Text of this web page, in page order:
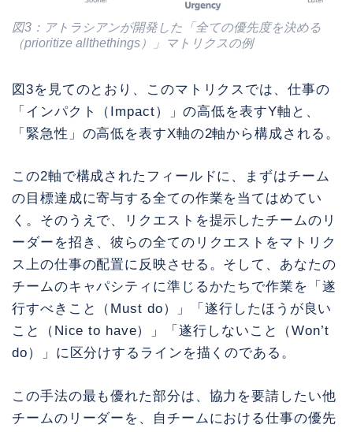
図3：アトラシアンが開発した「全ての優先度を決める
（prioritize allthethings）」マトリクスの例
図3を見てのとおり、このマトリクスでは、仕事の
「インパクト（Impact）」の高低を表すY軸と、
「緊急性」の高低を表すX軸の2軸から構成される。
この2軸で構成されたフィールドに、まずはチーム
の目標達成に寄与する全ての作業を当てはめてい
く。そのうえで、リクエストを提示したチームのリ
ーダーを招き、彼らの全てのリクエストをマトリク
ス上の仕事の配置に反映させる。そして、あなたの
チームのキャパシティに準じるかたちで作業を「遂
行すべきこと（Must do）」「遂行したほうが良い
こと（Nice to have）」「遂行しないこと（Won’t
do）」に区分けするラインを描くのである。
この手法の最も優れた部分は、協力を要請したい他
チームのリーダーを、自チームにおける仕事の優先